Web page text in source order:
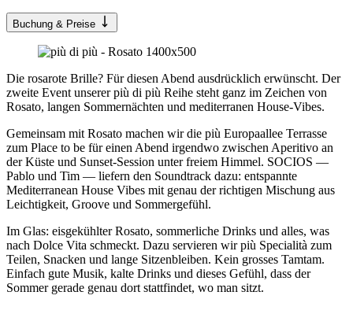
Buchung & Preise
Die rosarote Brille? Für diesen Abend ausdrücklich erwünscht. Der
zweite Event unserer più di più Reihe steht ganz im Zeichen von
Rosato, langen Sommernächten und mediterranen House-Vibes.
Gemeinsam mit Rosato machen wir die più Europaallee Terrasse
zum Place to be für einen Abend irgendwo zwischen Aperitivo an
der Küste und Sunset-Session unter freiem Himmel. SOCIOS —
Pablo und Tim — liefern den Soundtrack dazu: entspannte
Mediterranean House Vibes mit genau der richtigen Mischung aus
Leichtigkeit, Groove und Sommergefühl.
Im Glas: eisgekühlter Rosato, sommerliche Drinks und alles, was
nach Dolce Vita schmeckt. Dazu servieren wir più Specialità zum
Teilen, Snacken und lange Sitzenbleiben. Kein grosses Tamtam.
Einfach gute Musik, kalte Drinks und dieses Gefühl, dass der
Sommer gerade genau dort stattfindet, wo man sitzt.